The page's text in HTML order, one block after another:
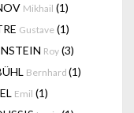
Mikhail (1)
Gustave (1)
Roy (3)
Bernhard (1)
Emil (1)